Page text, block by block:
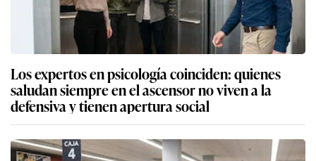
Los expertos en psicología coinciden: quienes
saludan siempre en el ascensor no viven a la
defensiva y tienen apertura social